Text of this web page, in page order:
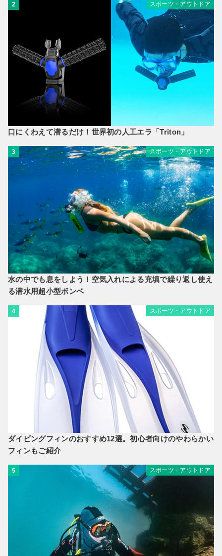
2 スポーツ・アウトドア
口にくわえて潜るだけ！世界初の人工エラ「Triton」
3 スポーツ・アウトドア
水の中でも息をしよう！空気入れによる充填で繰り返し使え
る潜水用超小型ボンベ
4 スポーツ・アウトドア
ダイビングフィンのおすすめ12選。初心者向けのやわらかい
フィンもご紹介
5 スポーツ・アウトドア